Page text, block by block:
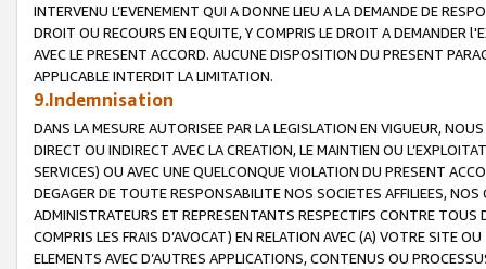
INTERVENU L’EVENEMENT QUI A DONNE LIEU A LA DEMANDE DE
DROIT OU RECOURS EN EQUITE, Y COMPRIS LE DROIT A DEMANDER
AVEC LE PRESENT ACCORD. AUCUNE DISPOSITION DU PRESENT
APPLICABLE INTERDIT LA LIMITATION.
9.Indemnisation
DANS LA MESURE AUTORISEE PAR LA LEGISLATION EN VIGUEUR,
DIRECT OU INDIRECT AVEC LA CREATION, LE MAINTIEN OU
SERVICES) OU AVEC UNE QUELCONQUE VIOLATION DU PRESENT
DEGAGER DE TOUTE RESPONSABILITE NOS SOCIETES AFFILIEES,
ADMINISTRATEURS ET REPRESENTANTS RESPECTIFS CONTRE
COMPRIS LES FRAIS D’AVOCAT) EN RELATION AVEC (A) VOTRE SITE
ELEMENTS AVEC D’AUTRES APPLICATIONS, CONTENUS OU